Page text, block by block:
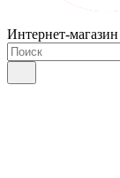
Интернет-магазин